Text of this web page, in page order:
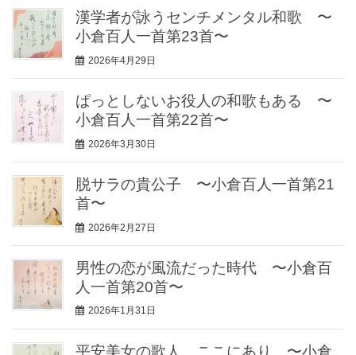
漢学者が詠うセンチメンタル和歌 〜
小倉百人一首第23首〜
2026年4月29日
ぱっとしないお役人の和歌もある 〜
小倉百人一首第22首〜
2026年3月30日
脱サラの貴公子 〜小倉百人一首第21
首〜
2026年2月27日
男性の恋が風流だった時代 〜小倉百
人一首第20首〜
2026年1月31日
平安美女の歌人、ここにあり 〜小倉